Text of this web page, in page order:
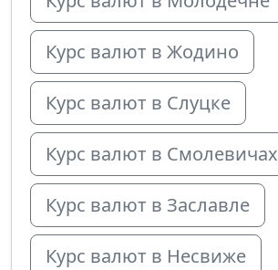
Курс валют в Жодино
Курс валют в Слуцке
Курс валют в Смолевичах
Курс валют в Заславле
Курс валют в Несвиже